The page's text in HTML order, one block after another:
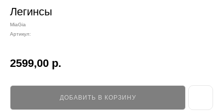
Легинсы
MiaGia
Артикул:
2599,00 р.
ДОБАВИТЬ В КОРЗИНУ